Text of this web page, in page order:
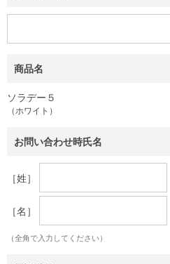
商品名
ソラデー５
（ホワイト）
お問い合わせ時氏名
［姓］
［名］
（全角で入力してください）